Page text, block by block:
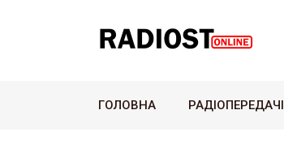
ГОЛОВНА РАДІОПЕРЕДАЧІ